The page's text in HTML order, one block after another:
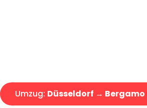
Umzug: Düsseldorf → Bergamo